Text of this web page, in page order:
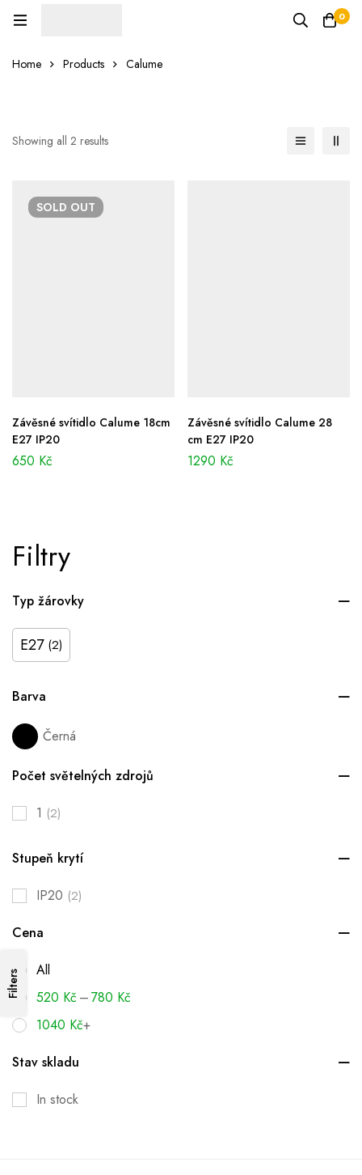
0
Home Products Calume
Filtry
Typ žárovky
E27 (2)
Barva
Černá
Počet světelných zdrojů
1 (2)
Stupeň krytí
IP20 (2)
Cena
All
520 Kč –780 Kč
1040 Kč+
Stav skladu
In stock
Filters
Showing all 2 results
SOLD OUT
Závěsné svítidlo Calume 18cm
E27 IP20
650 Kč
Závěsné svítidlo Calume 28
cm E27 IP20
1290 Kč